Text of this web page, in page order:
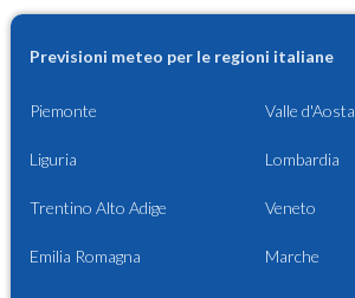
Previsioni meteo per le regioni italiane
Piemonte Valle d'Aosta
Liguria Lombardia
Trentino Alto Adige Veneto
Emilia Romagna Marche